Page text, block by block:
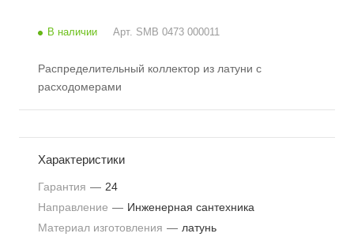
В наличии Арт. SMB 0473 000011
Распределительный коллектор из латуни с
расходомерами
Характеристики
Гарантия — 24
Направление — Инженерная сантехника
Материал изготовления — латунь